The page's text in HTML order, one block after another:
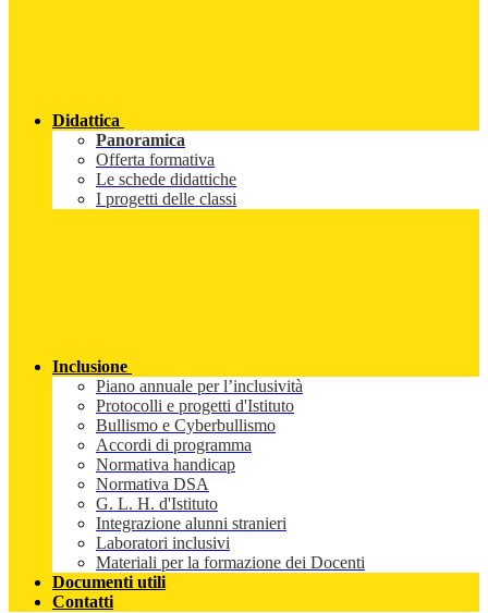
Didattica
Panoramica
Offerta formativa
Le schede didattiche
I progetti delle classi
Inclusione
Piano annuale per l’inclusività
Protocolli e progetti d'Istituto
Bullismo e Cyberbullismo
Accordi di programma
Normativa handicap
Normativa DSA
G. L. H. d'Istituto
Integrazione alunni stranieri
Laboratori inclusivi
Materiali per la formazione dei Docenti
Documenti utili
Contatti